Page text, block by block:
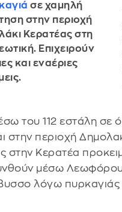
σε χαμηλή
στην περιοχή
Κερατέας στη
Επιχειρούν
και εναέριες
του 112 εστάλη σε
στην περιοχή
στην Κερατέα
μέσω
λόγω πυρκαγιάς